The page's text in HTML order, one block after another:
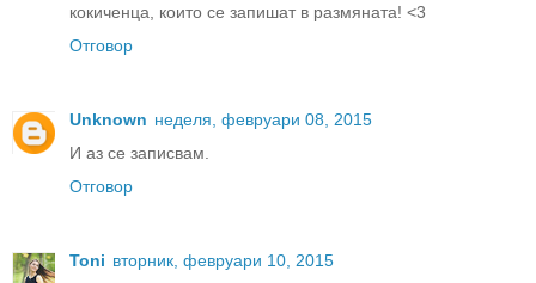
кокиченца, които се запишат в размяната! <3
Отговор
Unknown неделя, февруари 08, 2015
И аз се записвам.
Отговор
Toni вторник, февруари 10, 2015